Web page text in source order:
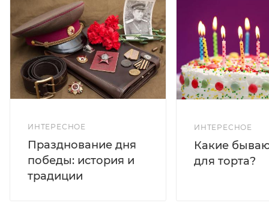
ИНТЕРЕСНОЕ
Празднование дня
победы: история и
традиции
ИНТЕРЕСНОЕ
Какие
для торта?